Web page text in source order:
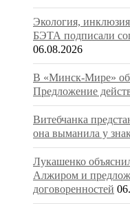
Экология,
БЭТА подписали
06.08.2026
В «Минск-Мире»
Предложение
Витебчанка
она выманила у
Лукашенко
Алжиром и
договоренностей